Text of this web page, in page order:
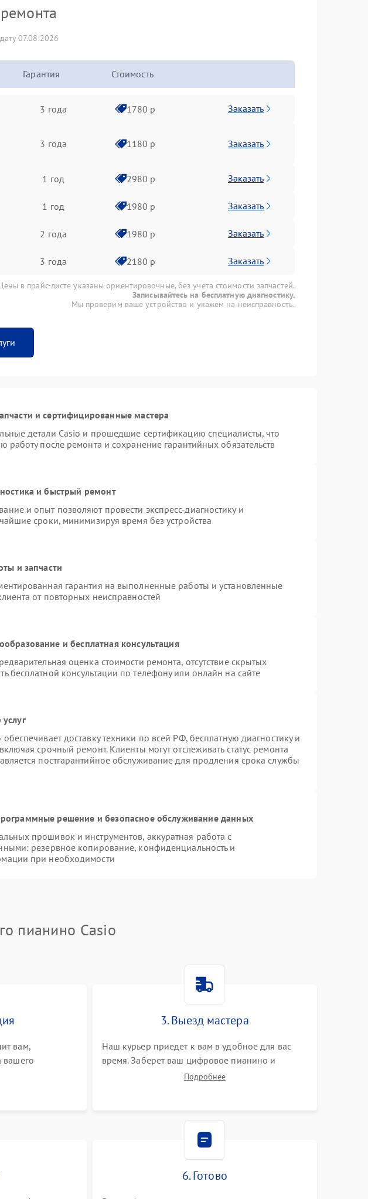
07.08.2026
Гарантия Стоимость
3 года 1780 р Заказать
3 года 1180 р Заказать
1 год 2980 р Заказать
1 год 1980 р Заказать
2 года 1980 р Заказать
3 года 2180 р Заказать
в прайс-листе указаны ориентировочные, без учета стоимости запчастей.
Записывайтесь на бесплатную диагностику.
Мы проверим ваше устройство и укажем на неисправность.
и сертифицированные мастера
детали Casio и прошедшие сертификацию специалисты, что
работу после ремонта и сохранение гарантийных обязательств
и быстрый ремонт
и опыт позволяют провести экспресс-диагностику и
сроки, минимизируя время без устройства
и запчасти
гарантия на выполненные работы и установленные
от повторных неисправностей
и бесплатная консультация
оценка стоимости ремонта, отсутствие скрытых
бесплатной консультации по телефону или онлайн на сайте
доставку техники по всей РФ, бесплатную диагностику и
срочный ремонт. Клиенты могут отслеживать статус ремонта
постгарантийное обслуживание для продления срока службы
решение и безопасное обслуживание данных
прошивок и инструментов, аккуратная работа с
резервное копирование, конфиденциальность и
при необходимости
пианино Casio
вам,
вашего
на все
3. Выезд мастера
Наш курьер приедет к вам в удобное для вас
время. Заберет ваш цифровое пианино и
привезет на склад для диагностики.
Подробнее
6. Готово